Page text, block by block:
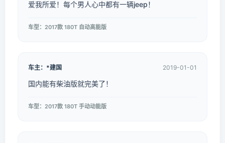
爱我所爱！每个男人心中都有一辆jeep！
车型：2017款 180T 自动高能版
车主：*建国 2019-01-01
国内能有柴油版就完美了！
车型：2017款 180T 手动动能版